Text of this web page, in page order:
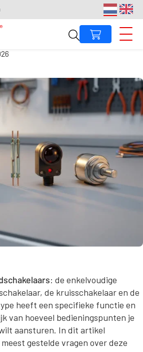
soorten
: de enkelvoudige
de kruisschakelaar en de
heeft een specifieke functie en
van hoeveel bedieningspunten je
aansturen. In dit artikel
gestelde vragen over deze